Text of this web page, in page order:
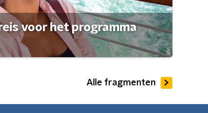
voor het programma
Alle fragmenten